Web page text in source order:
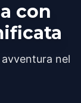
con
nel